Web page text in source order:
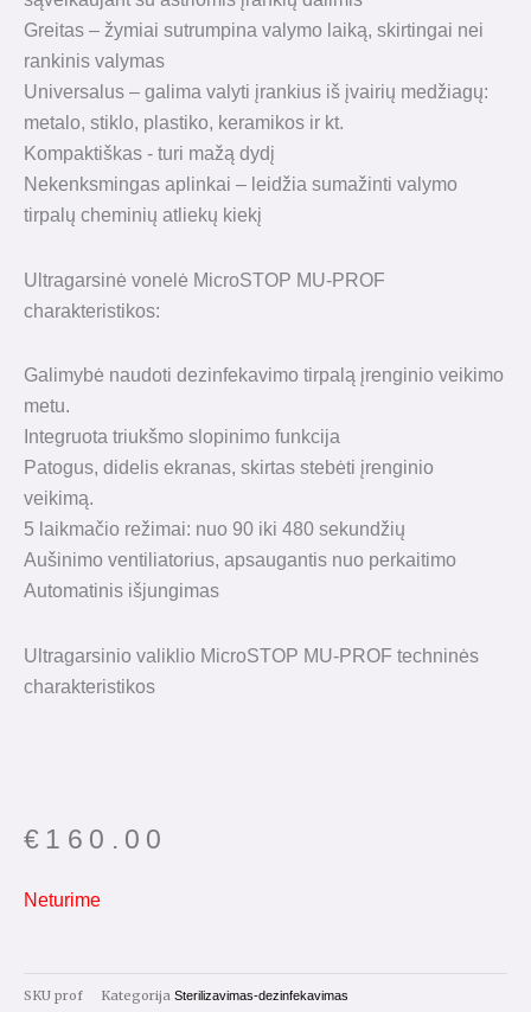
Greitas – žymiai sutrumpina valymo laiką, skirtingai nei
rankinis valymas
Universalus – galima valyti įrankius iš įvairių medžiagų:
metalo, stiklo, plastiko, keramikos ir kt.
Kompaktiškas - turi mažą dydį
Nekenksmingas aplinkai – leidžia sumažinti valymo
tirpalų cheminių atliekų kiekį
Ultragarsinė vonelė MicroSTOP MU-PROF
charakteristikos:
Galimybė naudoti dezinfekavimo tirpalą įrenginio veikimo
metu.
Integruota triukšmo slopinimo funkcija
Patogus, didelis ekranas, skirtas stebėti įrenginio
veikimą.
5 laikmačio režimai: nuo 90 iki 480 sekundžių
Aušinimo ventiliatorius, apsaugantis nuo perkaitimo
Automatinis išjungimas
Ultragarsinio valiklio MicroSTOP MU-PROF techninės
charakteristikos
€ 160.00
Neturime
SKU prof Kategorija Sterilizavimas-dezinfekavimas